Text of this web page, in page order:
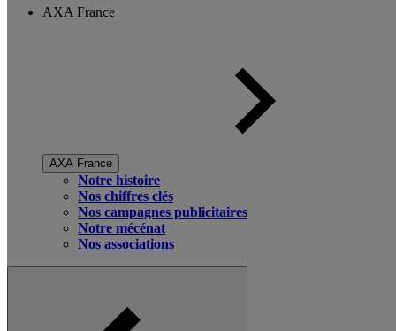
AXA France
AXA France
Notre histoire
Nos chiffres clés
Nos campagnes publicitaires
Notre mécénat
Nos associations